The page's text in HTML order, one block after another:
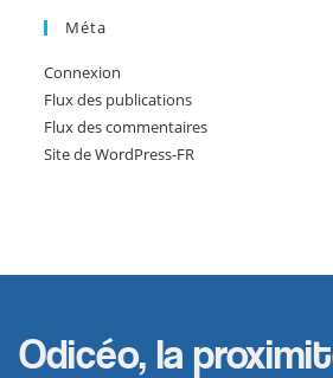
Méta
Connexion
Flux des publications
Flux des commentaires
Site de WordPress-FR
Odicéo, la